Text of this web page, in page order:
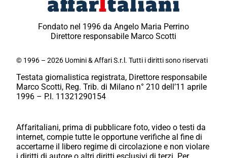
Fondato nel 1996 da Angelo Maria Perrino
Direttore responsabile Marco Scotti
© 1996 – 2026 Uomini & Affari S.r.l. Tutti i diritti sono riservati
Testata giornalistica registrata, Direttore responsabile
Marco Scotti, Reg. Trib. di Milano n° 210 dell’11 aprile
1996 – P.I. 11321290154
Affaritaliani, prima di pubblicare foto, video o testi da
internet, compie tutte le opportune verifiche al fine di
accertarne il libero regime di circolazione e non violare